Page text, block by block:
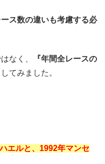
ス数の違いも考慮する必
なく、
『年間全レースの
てみました。
エルと、1992年マンセ